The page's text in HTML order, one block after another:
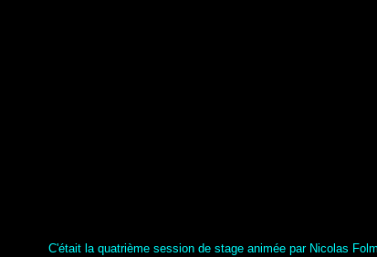
C'était la quatrième session de stage animée par Nicolas